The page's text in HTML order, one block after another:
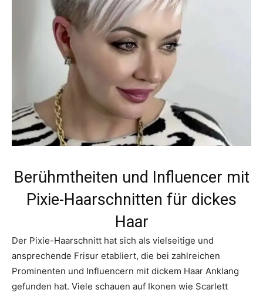
Berühmtheiten und Influencer mit
Pixie-Haarschnitten für dickes
Haar
Der Pixie-Haarschnitt hat sich als vielseitige und
ansprechende Frisur etabliert, die bei zahlreichen
Prominenten und Influencern mit dickem Haar Anklang
gefunden hat. Viele schauen auf Ikonen wie Scarlett